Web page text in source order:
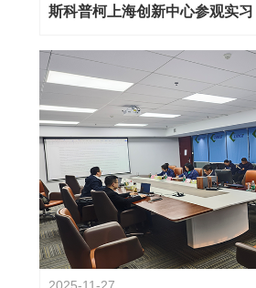
斯科普柯上海创新中心参观实习